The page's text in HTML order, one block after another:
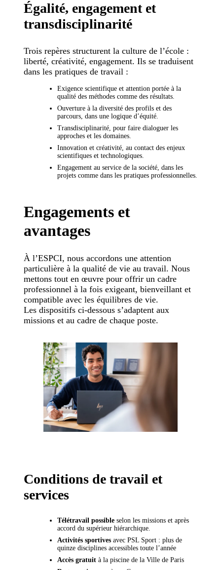
Égalité, engagement et
transdisciplinarité
Trois repères structurent la culture de l’école :
liberté, créativité, engagement. Ils se traduisent
dans les pratiques de travail :
Exigence scientifique et attention portée à la
qualité des méthodes comme des résultats.
Ouverture à la diversité des profils et des
parcours, dans une logique d’équité.
Transdisciplinarité, pour faire dialoguer les
approches et les domaines.
Innovation et créativité, au contact des enjeux
scientifiques et technologiques.
Engagement au service de la société, dans les
projets comme dans les pratiques professionnelles.
Engagements et
avantages
À l’ESPCI, nous accordons une attention
particulière à la qualité de vie au travail. Nous
mettons tout en œuvre pour offrir un cadre
professionnel à la fois exigeant, bienveillant et
compatible avec les équilibres de vie.
Les dispositifs ci-dessous s’adaptent aux
missions et au cadre de chaque poste.
Conditions de travail et
services
Télétravail possible selon les missions et après
accord du supérieur hiérarchique.
Activités sportives avec PSL Sport : plus de
quinze disciplines accessibles toute l’année
Accès gratuit à la piscine de la Ville de Paris